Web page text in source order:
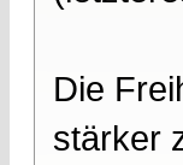
Die
stärker